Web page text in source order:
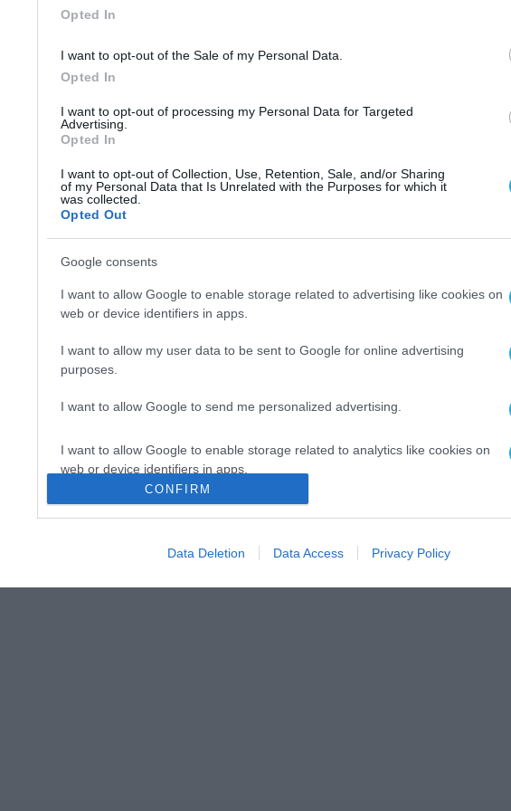
Opted In
I want to opt-out of the Sale of my Personal Data.
Opted In
I want to opt-out of processing my Personal Data for Targeted
Advertising.
Opted In
I want to opt-out of Collection, Use, Retention, Sale, and/or Sharing
of my Personal Data that Is Unrelated with the Purposes for which it
was collected.
Opted Out
Google consents
I want to allow Google to enable storage related to advertising like cookies on
web or device identifiers in apps.
I want to allow my user data to be sent to Google for online advertising
purposes.
I want to allow Google to send me personalized advertising.
I want to allow Google to enable storage related to analytics like cookies on
web or device identifiers in apps.
I want to allow Google to enable storage related to functionality of the website
I want to allow Google to enable storage related to personalization.
CONFIRM
Data Deletion Data Access Privacy Policy